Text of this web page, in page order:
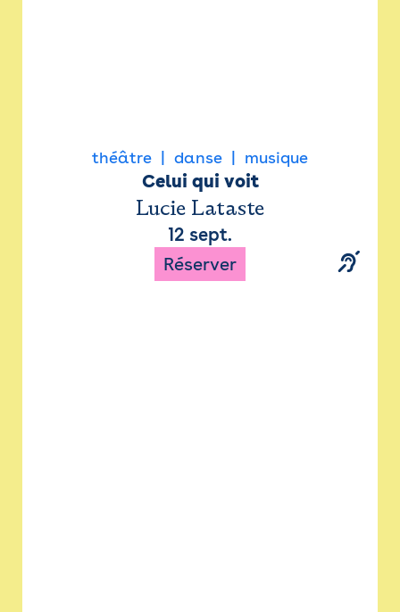
théâtre danse musique
Celui qui voit
Lucie Lataste
12 sept.
Réserver